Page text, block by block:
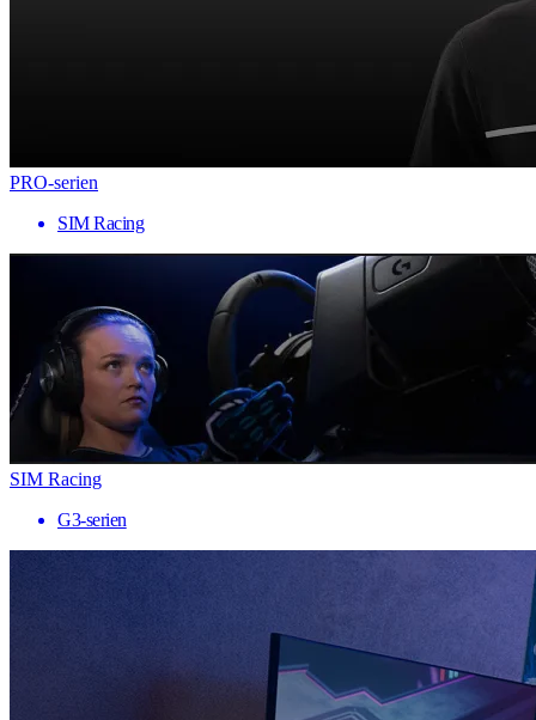
PRO-serien
SIM Racing
SIM Racing
G3-serien